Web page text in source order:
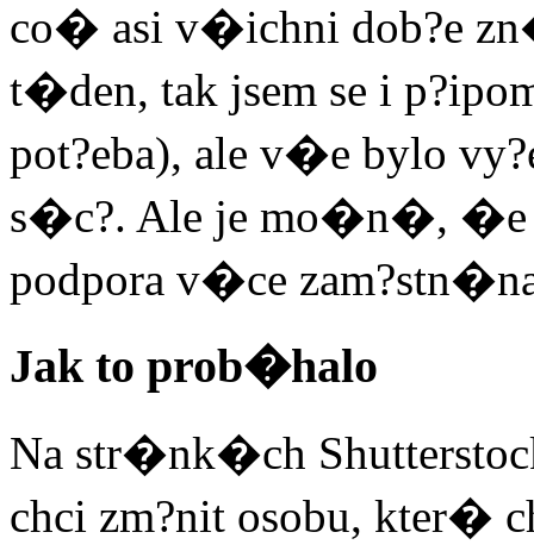
co� asi v�ichni dob?e
t�den, tak jsem se i
pot?eba), ale v�e bylo
s�c?. Ale je mo�n�, �e
podpora v�ce
Jak to prob�halo
Na str�nk�ch
chci zm?nit osobu,